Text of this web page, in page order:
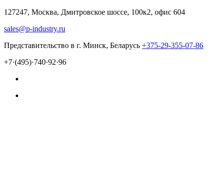
127247, Москва, Дмитровское шоссе, 100к2, офис 604
sales@p-industry.ru
Представительство в г. Минск, Беларусь +375-29-355-07-86
+7·(495)·740·92·96